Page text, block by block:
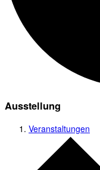
Ausstellung
Veranstaltungen